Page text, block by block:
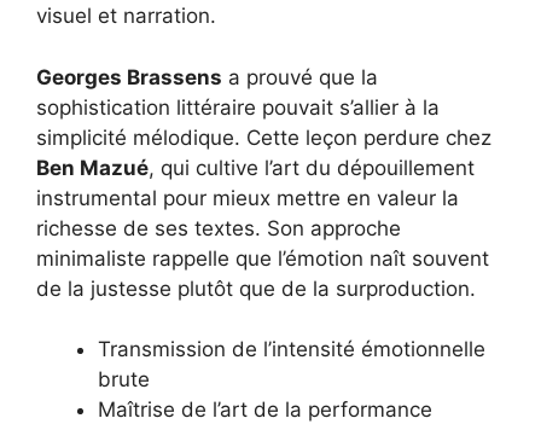
visuel et narration.
Georges Brassens a prouvé que la
sophistication littéraire pouvait s’allier à la
simplicité mélodique. Cette leçon perdure chez
Ben Mazué, qui cultive l’art du dépouillement
instrumental pour mieux mettre en valeur la
richesse de ses textes. Son approche
minimaliste rappelle que l’émotion naît souvent
de la justesse plutôt que de la surproduction.
Transmission de l’intensité émotionnelle
brute
Maîtrise de l’art de la performance